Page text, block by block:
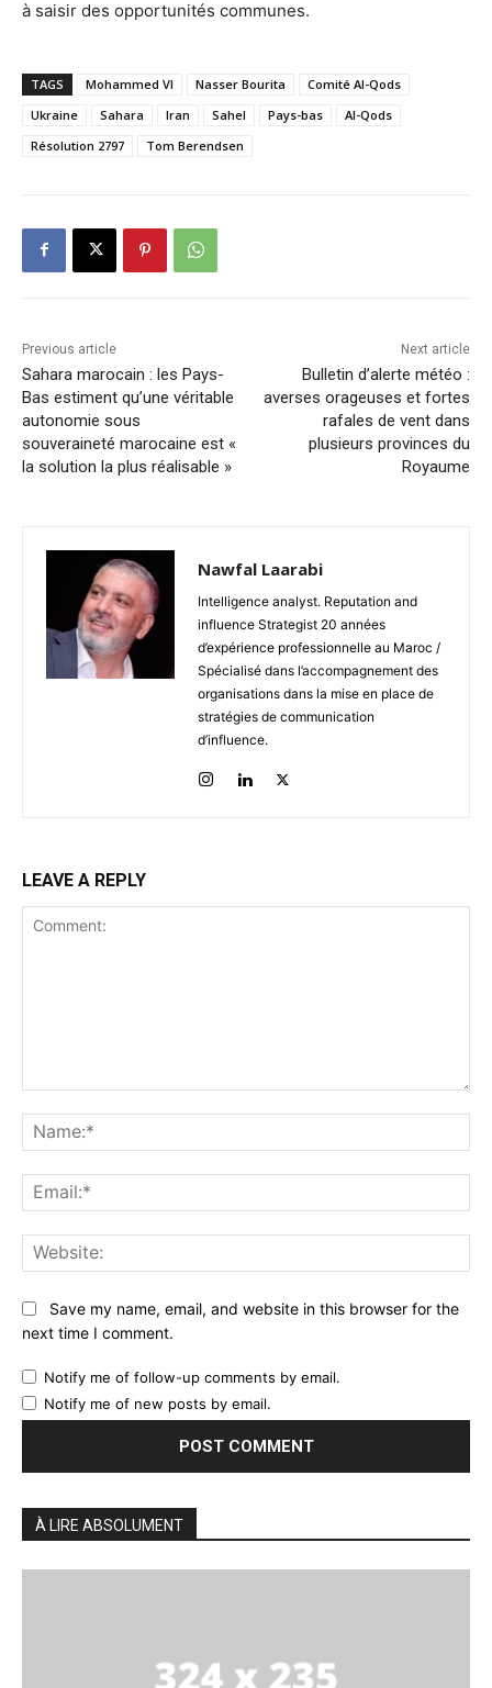
à saisir des opportunités communes.
TAGS Mohammed VI Nasser Bourita
Comité Al-Qods
Ukraine
Sahara Iran Sahel Pays-bas
Al-Qods
Résolution 2797
Tom Berendsen
Previous article
Sahara marocain : les Pays-
Bas estiment qu’une véritable
autonomie sous
souveraineté marocaine est «
la solution la plus réalisable »
Next article
Bulletin d’alerte météo :
averses orageuses et fortes
rafales de vent dans
plusieurs provinces du
Royaume
Nawfal Laarabi
Intelligence analyst. Reputation and
influence Strategist 20 années
d’expérience professionnelle au Maroc /
Spécialisé dans l’accompagnement des
organisations dans la mise en place de
stratégies de communication
d’influence.
LEAVE A REPLY
Save my name, email, and website in this browser for the
next time I comment.
Notify me of follow-up comments by email.
Notify me of new posts by email.
À LIRE ABSOLUMENT